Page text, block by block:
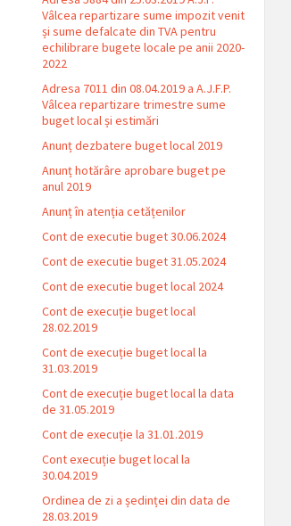
Vâlcea repartizare sume impozit venit
și sume defalcate din TVA pentru
echilibrare bugete locale pe anii 2020-
2022
Adresa 7011 din 08.04.2019 a A.J.F.P.
Vâlcea repartizare trimestre sume
buget local și estimări
Anunț dezbatere buget local 2019
Anunț hotărâre aprobare buget pe
anul 2019
Anunț în atenția cetățenilor
Cont de executie buget 30.06.2024
Cont de executie buget 31.05.2024
Cont de executie buget local 2024
Cont de execuție buget local
28.02.2019
Cont de execuție buget local la
31.03.2019
Cont de execuție buget local la data
de 31.05.2019
Cont de execuție la 31.01.2019
Cont execuție buget local la
30.04.2019
Ordinea de zi a ședinței din data de
28.03.2019